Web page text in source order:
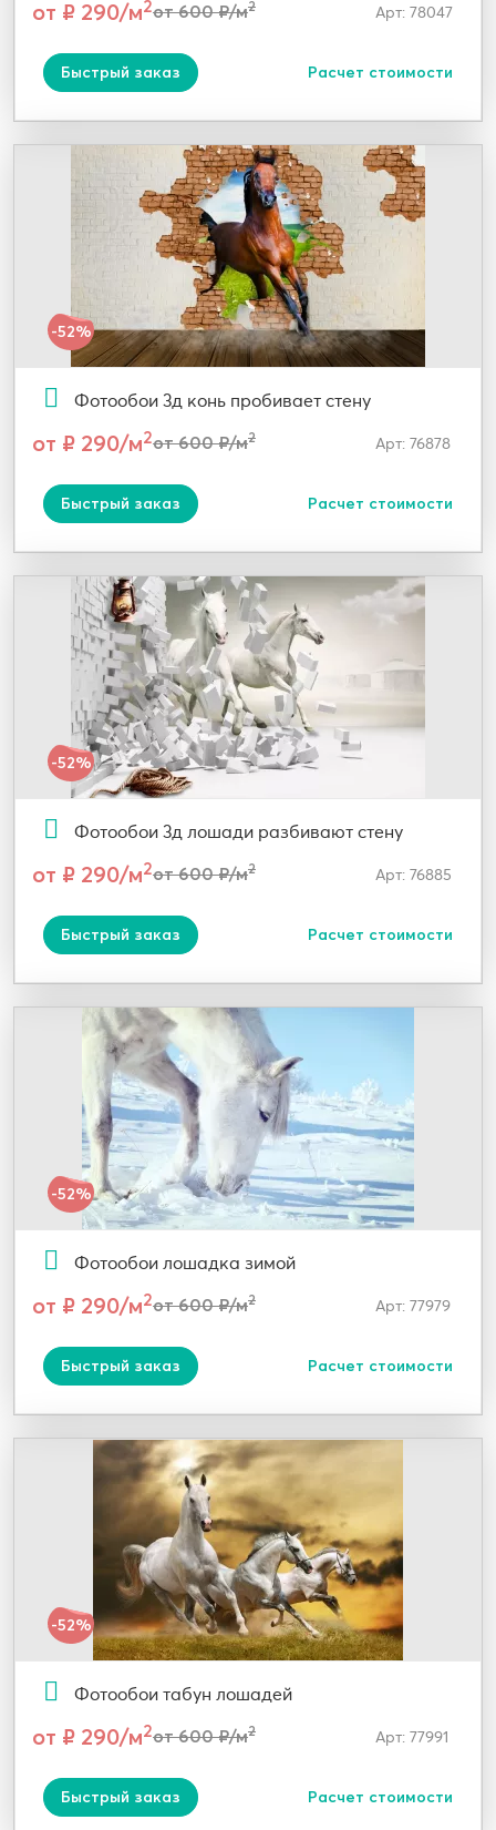
от ₽ 290/м2от 600 ₽/м2 Арт: 78047
Быстрый заказ Расчет стоимости
-52%
Фотообои 3д конь пробивает стену
от ₽ 290/м2от 600 ₽/м2 Арт: 76878
Быстрый заказ Расчет стоимости
-52%
Фотообои 3д лошади разбивают стену
от ₽ 290/м2от 600 ₽/м2 Арт: 76885
Быстрый заказ Расчет стоимости
-52%
Фотообои лошадка зимой
от ₽ 290/м2от 600 ₽/м2 Арт: 77979
Быстрый заказ Расчет стоимости
-52%
Фотообои табун лошадей
от ₽ 290/м2от 600 ₽/м2 Арт: 77991
Быстрый заказ Расчет стоимости